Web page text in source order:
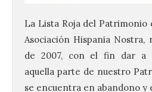
La Lista Roja del Patrimonio
Asociación Hispania
de 2007, con el fin dar a
aquella parte de nuestro
se encuentra en abandono y